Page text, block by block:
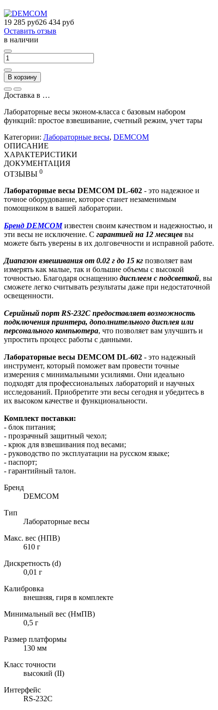
19 285 руб26 434 руб
Оставить отзыв
в наличии
В корзину
Доставка в …
Лабораторные весы эконом-класса с базовым набором
функций: простое взвешивание, счетный режим, учет тары
Категории: Лабораторные весы, DEMCOM
ОПИСАНИЕ
ХАРАКТЕРИСТИКИ
ДОКУМЕНТАЦИЯ
ОТЗЫВЫ 0
Лабораторные весы DEMCOM DL-602 - это надежное и
точное оборудование, которое станет незаменимым
помощником в вашей лаборатории.
Бренд DEMCOMизвестен своим качеством и надежностью, и
эти весы не исключение. С гарантией на 12 месяцев вы
можете быть уверены в их долговечности и исправной работе.
Диапазон взвешивания от 0.02 г до 15 кг позволяет вам
измерять как малые, так и большие объемы с высокой
точностью. Благодаря оснащению дисплеем с подсветкой, вы
сможете легко считывать результаты даже при недостаточной
освещенности.
Серийный порт RS-232C предоставляет возможность
подключения принтера, дополнительного дисплея или
персонального компьютера, что позволяет вам улучшить и
упростить процесс работы с данными.
Лабораторные весы DEMCOM DL-602 - это надежный
инструмент, который поможет вам провести точные
измерения с минимальными усилиями. Они идеально
подходят для профессиональных лабораторий и научных
исследований. Приобретите эти весы сегодня и убедитесь в
их высоком качестве и функциональности.
Комплект поставки:
- блок питания;
- прозрачный защитный чехол;
- крюк для взвешивания под весами;
- руководство по эксплуатации на русском языке;
- паспорт;
- гарантийный талон.
Бренд
DEMCOM
Тип
Лабораторные весы
Макс. вес (НПВ)
610 г
Дискретность (d)
0,01 г
Калибровка
внешняя, гиря в комплекте
Минимальный вес (НмПВ)
0,5 г
Размер платформы
130 мм
Класс точности
высокий (II)
Интерфейс
RS-232C